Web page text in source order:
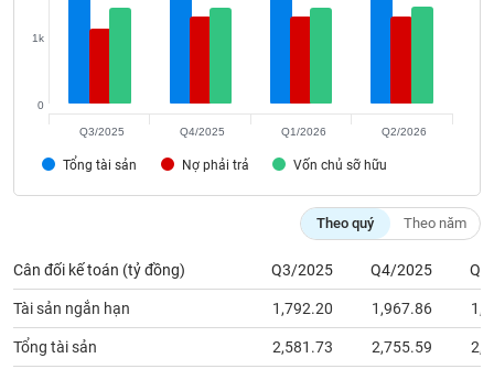
Tổng tài sản Nợ phải trả Vốn chủ sỡ hữu
0
1k
Q3/2025 Q4/2025 Q1/2026 Q2/2026
Theo quý Theo năm
Cân đối kế toán (tỷ đồng) Q3/2025 Q4/2025
Tài sản ngắn hạn 1,792.20 1,967.86
Tổng tài sản 2,581.73 2,755.59
Công
Truyền
thông